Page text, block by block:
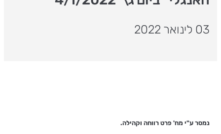
03 לינואר 2022
נמסר ע"י מח' פרט רווחה וקהילה.